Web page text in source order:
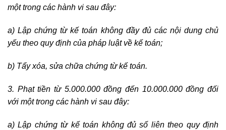
một trong các hành vi sau đây:
a) Lập chứng từ kế toán không đầy đủ các nội dung chủ
yếu theo quy định của pháp luật về kế toán;
b) Tẩy xóa, sửa chữa chứng từ kế toán.
3. Phạt tiền từ 5.000.000 đồng đến 10.000.000 đồng đối
với một trong các hành vi sau đây:
a) Lập chứng từ kế toán không đủ số liên theo quy định